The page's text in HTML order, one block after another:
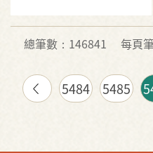
語連續劇臺語歌曲：
霧夜港都》
總筆數：146841 每頁
5484 5485